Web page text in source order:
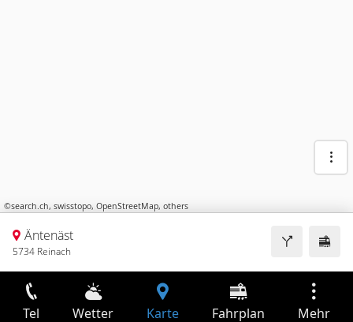
©search.ch, swisstopo, OpenStreetMap, others
Äntenäst
5734 Reinach
Tel Wetter Karte Fahrplan Mehr